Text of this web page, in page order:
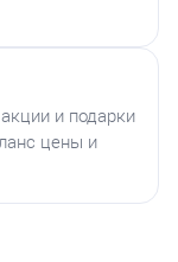
и подарки
цены и